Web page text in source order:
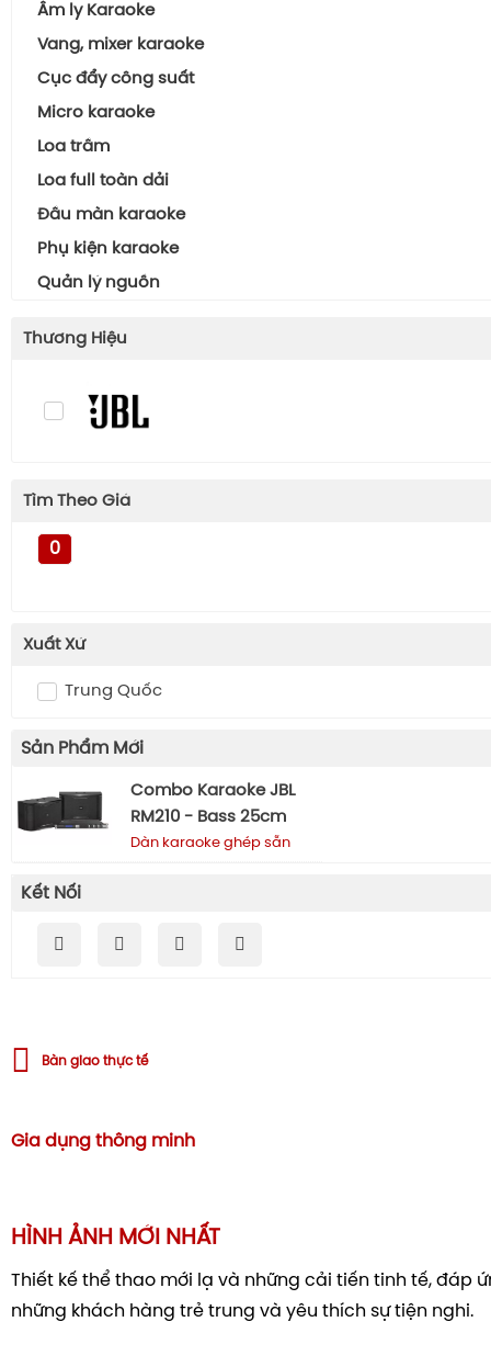
Âm ly Karaoke
Vang, mixer karaoke
Cục đẩy công suất
Micro karaoke
Loa trầm
Loa full toàn dải
Đầu màn karaoke
Phụ kiện karaoke
Quản lý nguồn
Thương Hiệu
Tìm Theo Giá
0
Xuất Xứ
Trung Quốc
Sản Phẩm Mới
Combo Karaoke JBL
RM210 - Bass 25cm
Dàn karaoke ghép sẵn
Kết Nối
Bàn giao thực tế
Gia dụng thông minh
HÌNH ẢNH MỚI NHẤT
Thiết kế thể thao mới lạ và những cải tiến tinh tế, đáp
những khách hàng trẻ trung và yêu thích sự tiện nghi.